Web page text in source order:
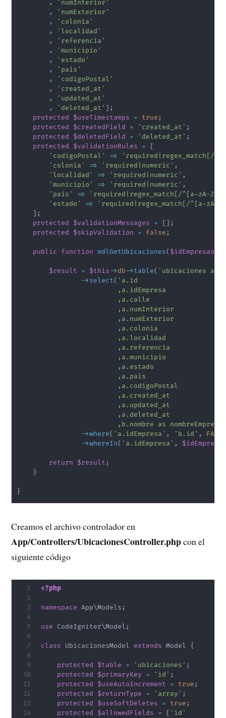
,
'numInterior'
,
'numExterior'
,
'colonia'
,
'localidad'
,
'referencia'
,
'municipio'
,
'estado'
,
'pais'
,
'codigoPostal'
,
'created_at'
,
'updated_at'
,
'deleted_at' ] ;
protected
$useTimestamps = true ;
protected
$createdField = 'created_at' ;
protected
$deletedField = 'deleted_at' ;
protected
$validationRules =
[
'codigoPostal'
=>
'required|regex_match[/
'colonia'
=> 'required|numeric' ,
'localidad'
=> 'required|numeric' ,
'municipio'
=> 'required|numeric' ,
'pais'
=>
'required|regex_match[/^[a-zA-
'estado'
=>
'required|regex_match[/^[a-zA-
] ;
protected
$validationMessages = [ ] ;
protected
$skipValidation = false ;
public function mdlGetUbicaciones( $idEmpresas
$result = $this->db->table( 'ubicaciones a,
->select( 'a.id
                         ,a.idEmpresa
                         ,a.calle
                         ,a.numInterior
                         ,a.numExterior
                         ,a.colonia
                         ,a.localidad
                         ,a.referencia
                         ,a.municipio
                         ,a.estado
                         ,a.pais
                         ,a.codigoPostal
                         ,a.created_at
                         ,a.updated_at
                         ,a.deleted_at
,b.nombre as
->where( 'a.idEmpresa' , 'b.id' ,
->whereIn( 'a.idEmpresa' ,
return $result ;
}
}
Creamos el archivo controlador en
App/Controllers/UbicacionesController.phpcon el
siguiente código
<?php
namespace App\Models ;
use CodeIgniter\Model ;
class UbicacionesModel extends Model {
protected $table = 'ubicaciones' ;
protected
$primaryKey = 'id' ;
protected
$useAutoIncrement = true ;
protected
$returnType = 'array' ;
protected
$useSoftDeletes = true ;
protected
$allowedFields = [ 'id'